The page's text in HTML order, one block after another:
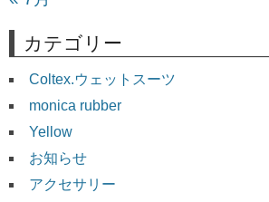
カテゴリー
Coltex.ウェットスーツ
monica rubber
Yellow
お知らせ
アクセサリー